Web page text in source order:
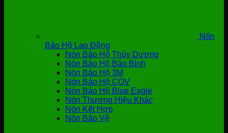
Nón
Bảo Hộ Lao Động
Nón Bảo Hộ Thùy Dương
Nón Bảo Hộ Bảo Bình
Nón Bảo Hộ 3M
Nón Bảo Hộ COV
Nón Bảo Hộ Blue Eagle
Nón Thương Hiệu Khác
Nón Kết Hợp
Nón Bảo Vệ